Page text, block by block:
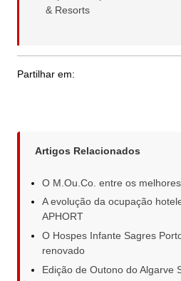
& Resorts
Partilhar em:
Artigos Relacionados
O M.Ou.Co. entre os
A evolução da ocupação
APHORT
O Hospes Infante Sagres
renovado
Edição de Outono do Algarve